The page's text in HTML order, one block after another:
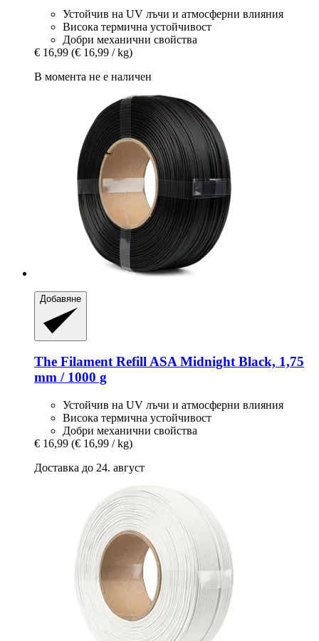
Устойчив на UV лъчи и атмосферни влияния
Висока термична устойчивост
Добри механични свойства
€ 16,99 (€ 16,99 / kg)
В момента не е наличен
Добавяне
The FilamentRefill ASA Midnight Black, 1,75
mm / 1000 g
Устойчив на UV лъчи и атмосферни влияния
Висока термична устойчивост
Добри механични свойства
€ 16,99 (€ 16,99 / kg)
Доставка до 24. август